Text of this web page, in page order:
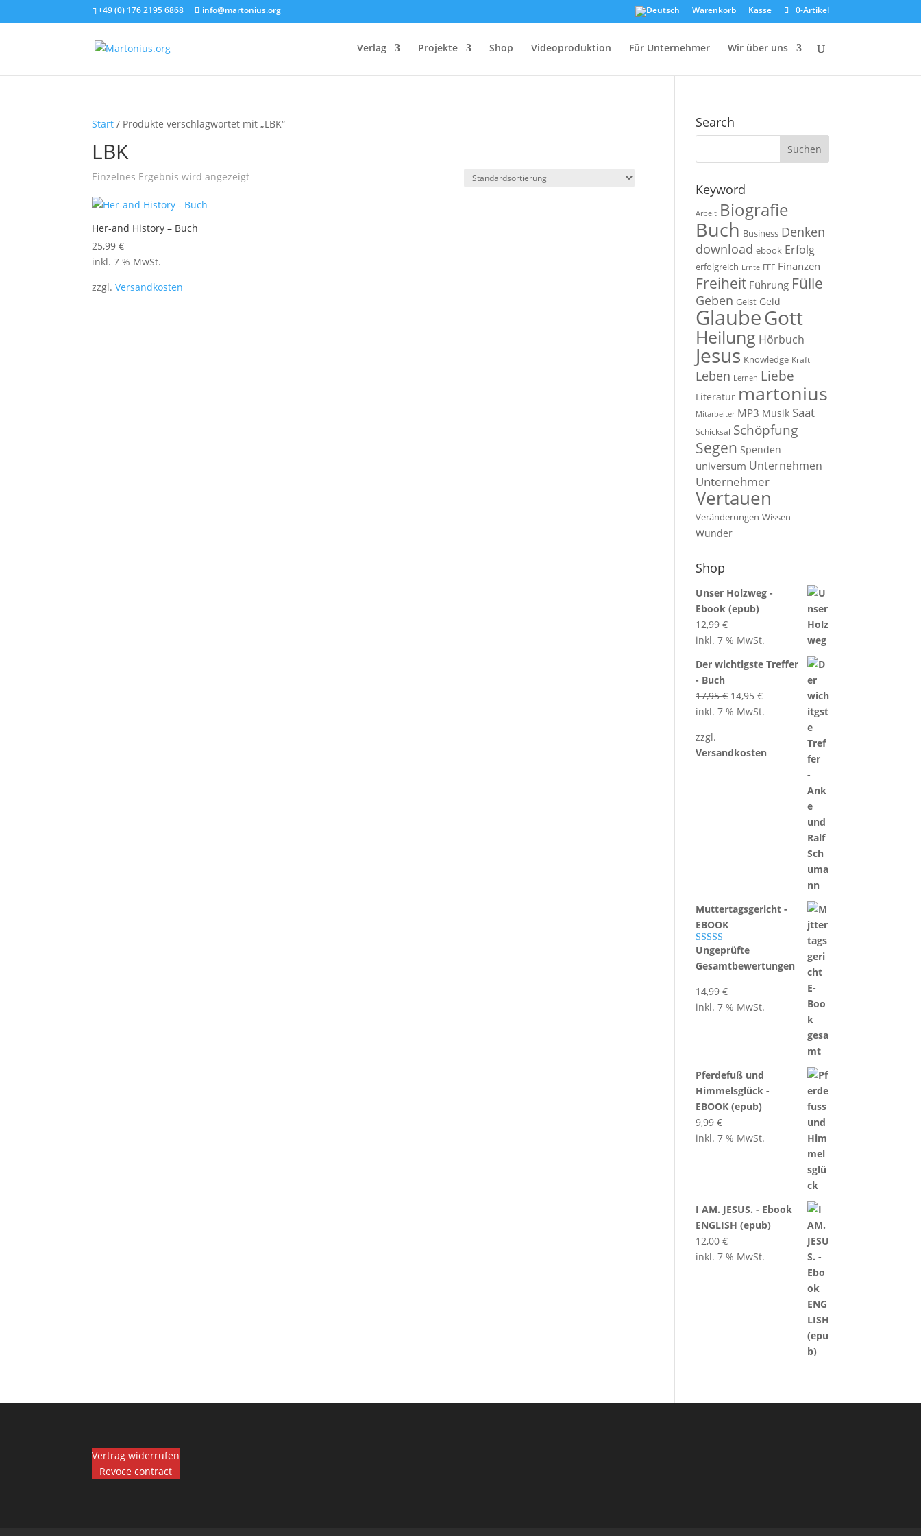
+49 (0) 176 2195 6868 info@martonius.org Warenkorb Kasse 0-Artikel
Verlag Projekte Shop Videoproduktion Für Unternehmer Wir über uns
Start / Produkte verschlagwortet mit „LBK“
LBK
Einzelnes Ergebnis wird angezeigt
Her-and History – Buch
25,99€
inkl. 7 % MwSt.
zzgl.Versandkosten
Search
Keyword
Arbeit Biografie
Buch Business Denken
download ebook Erfolg
erfolgreich Ernte FFF Finanzen
Freiheit Führung Fülle
Geben Geist Geld
GlaubeGott
Heilung Hörbuch
Jesus Knowledge Kraft
Leben Lernen Liebe
Literatur martonius
Mitarbeiter MP3 Musik Saat
Schicksal Schöpfung
Segen Spenden
universum Unternehmen
Unternehmer
Vertauen
Veränderungen Wissen
Wunder
Shop
Unser Holzweg -
Ebook (epub)
12,99€
inkl. 7 % MwSt.
Der wichtigste Treffer
- Buch
17,95€ Ursprünglicher
Preis
14,95€Aktueller
Preis
inkl. 7 % MwSt.
zzgl.
Versandkosten
Muttertagsgericht -
EBOOK
Bewertet mit
5.00
von 5
Ungeprüfte
Gesamtbewertungen
14,99€
inkl. 7 % MwSt.
Pferdefuß und
Himmelsglück -
EBOOK (epub)
9,99€
inkl. 7 % MwSt.
I AM. JESUS. - Ebook
ENGLISH (epub)
12,00€
inkl. 7 % MwSt.
Vertrag widerrufen
Revoce contract